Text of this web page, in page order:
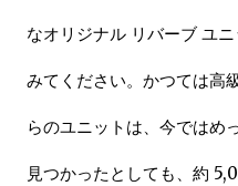
なオリジナル リバーブ ユ
みてください。かつては高
らのユニットは、今ではめ
見つかったとしても、約